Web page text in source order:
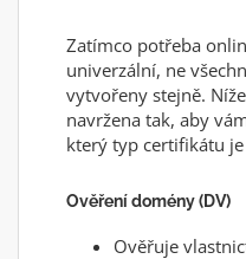
Zatímco potřeba
univerzální, ne
vytvořeny stejně.
navržena tak, aby
který typ certifikátu
Ověření domény (DV)
Ověřuje